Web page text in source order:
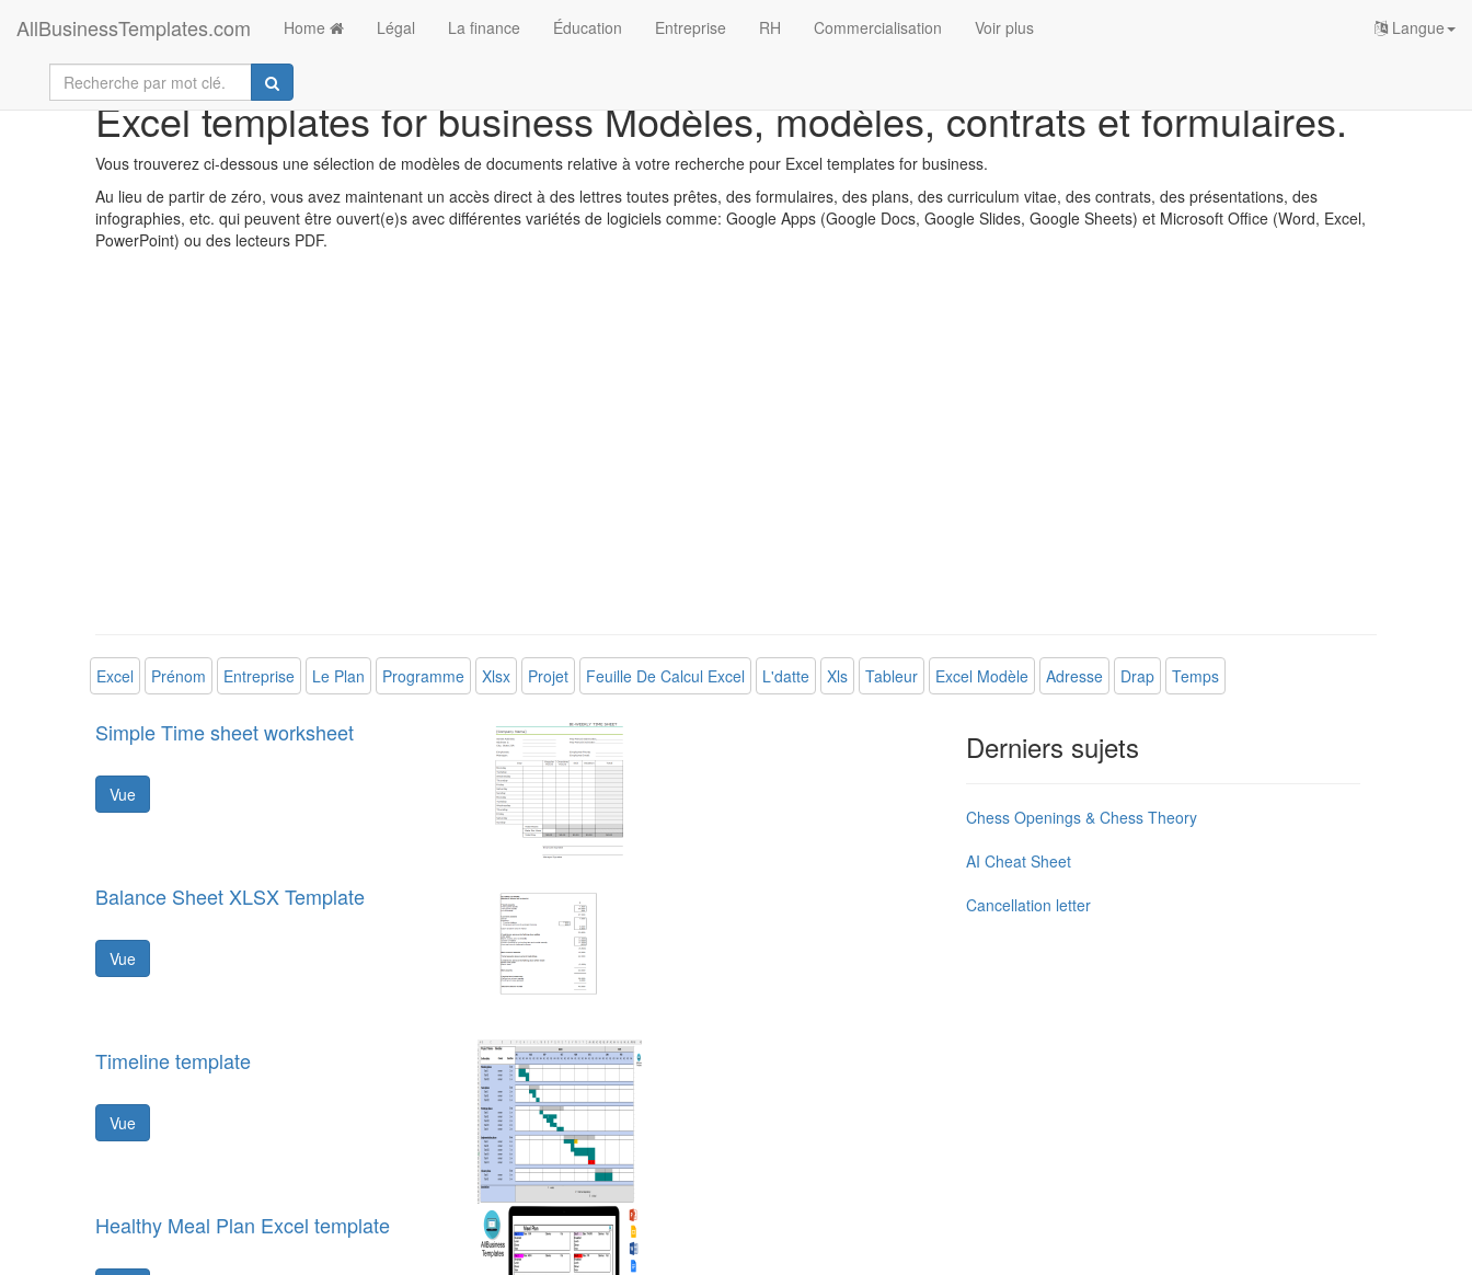
AllBusinessTemplates.com Home Légal La finance Éducation Entreprise RH Commercialisation Voir plus Langue
Excel templates for business Modèles, modèles, contrats et formulaires.
Vous trouverez ci-dessous une sélection de modèles de documents relative à votre recherche pour Excel templates for business.
Au lieu de partir de zéro, vous avez maintenant un accès direct à des lettres toutes prêtes, des formulaires, des plans, des curriculum vitae, des contrats, des présentations, des
infographies, etc. qui peuvent être ouvert(e)s avec différentes variétés de logiciels comme: Google Apps (Google Docs, Google Slides, Google Sheets) et Microsoft Office (Word, Excel,
PowerPoint) ou des lecteurs PDF.
Excel Prénom Entreprise Le Plan Programme Xlsx Projet Feuille De Calcul Excel L'datte Xls Tableur Excel Modèle Adresse Drap Temps
Simple Time sheet worksheet
Vue
Balance Sheet XLSX Template
Vue
Timeline template
Vue
Healthy Meal Plan Excel template
Derniers sujets
Chess Openings & Chess Theory
AI Cheat Sheet
Cancellation letter